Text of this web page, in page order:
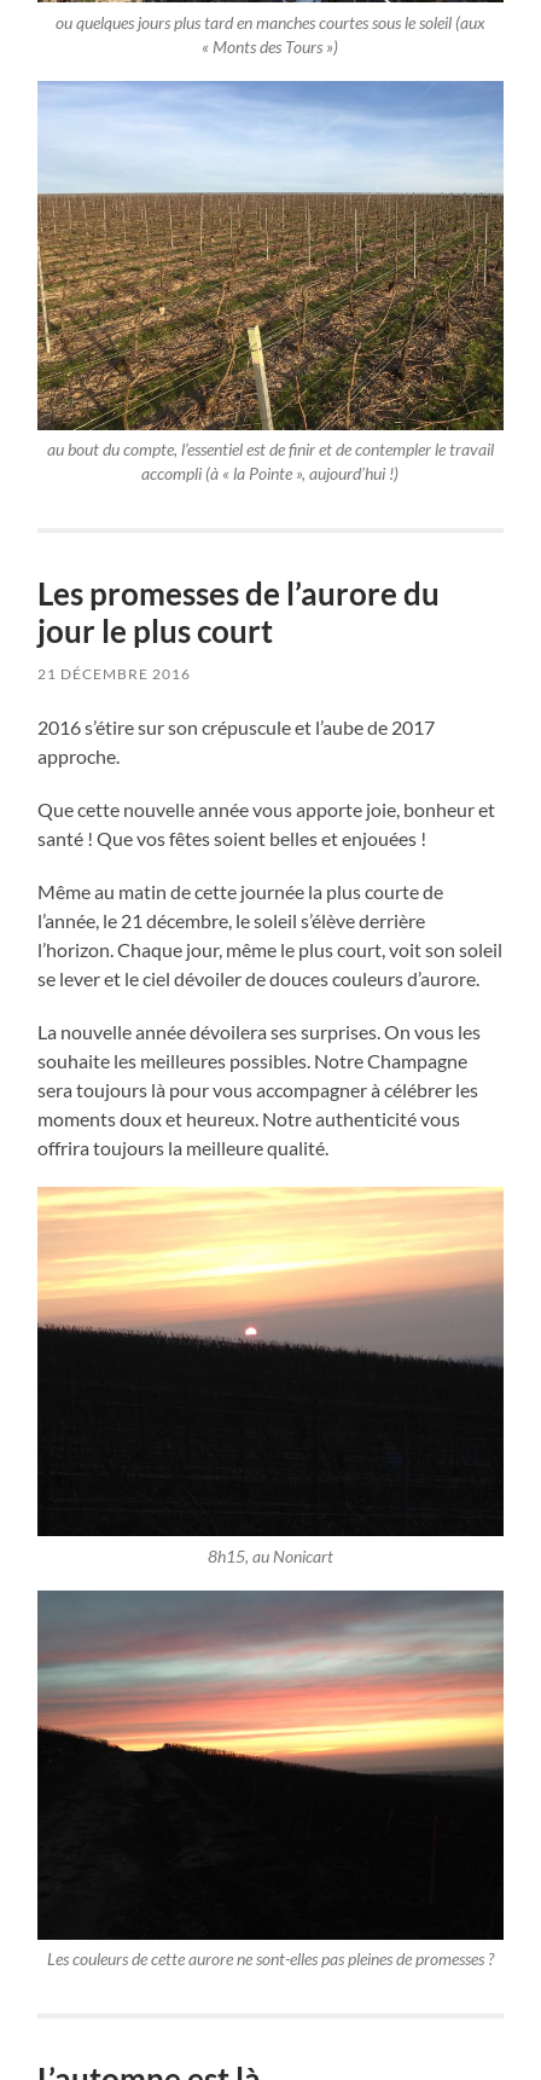
ou quelques jours plus tard en manches courtes sous le soleil (aux
« Monts des Tours »)
au bout du compte, l’essentiel est de finir et de contempler le travail
accompli (à « la Pointe », aujourd’hui !)
Les promesses de l’aurore du
jour le plus court
21 DÉCEMBRE 2016
2016 s’étire sur son crépuscule et l’aube de 2017
approche.
Que cette nouvelle année vous apporte joie, bonheur et
santé ! Que vos fêtes soient belles et enjouées !
Même au matin de cette journée la plus courte de
l’année, le 21 décembre, le soleil s’élève derrière
l’horizon. Chaque jour, même le plus court, voit son soleil
se lever et le ciel dévoiler de douces couleurs d’aurore.
La nouvelle année dévoilera ses surprises. On vous les
souhaite les meilleures possibles. Notre Champagne
sera toujours là pour vous accompagner à célébrer les
moments doux et heureux. Notre authenticité vous
offrira toujours la meilleure qualité.
8h15, au Nonicart
Les couleurs de cette aurore ne sont-elles pas pleines de promesses ?